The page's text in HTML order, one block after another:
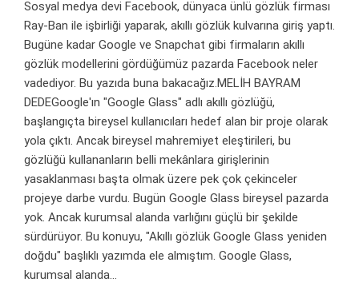
Sosyal medya devi Facebook, dünyaca ünlü gözlük firması
Ray-Ban ile işbirliği yaparak, akıllı gözlük kulvarına giriş yaptı.
Bugüne kadar Google ve Snapchat gibi firmaların akıllı
gözlük modellerini gördüğümüz pazarda Facebook neler
vadediyor. Bu yazıda buna bakacağız.MELİH BAYRAM
DEDEGoogle'ın "Google Glass" adlı akıllı gözlüğü,
başlangıçta bireysel kullanıcıları hedef alan bir proje olarak
yola çıktı. Ancak bireysel mahremiyet eleştirileri, bu
gözlüğü kullananların belli mekânlara girişlerinin
yasaklanması başta olmak üzere pek çok çekinceler
projeye darbe vurdu. Bugün Google Glass bireysel pazarda
yok. Ancak kurumsal alanda varlığını güçlü bir şekilde
sürdürüyor. Bu konuyu, "Akıllı gözlük Google Glass yeniden
doğdu" başlıklı yazımda ele almıştım. Google Glass,
kurumsal alanda...